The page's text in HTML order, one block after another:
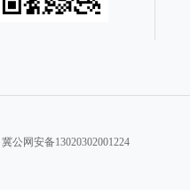
冀公网安备13020302001224